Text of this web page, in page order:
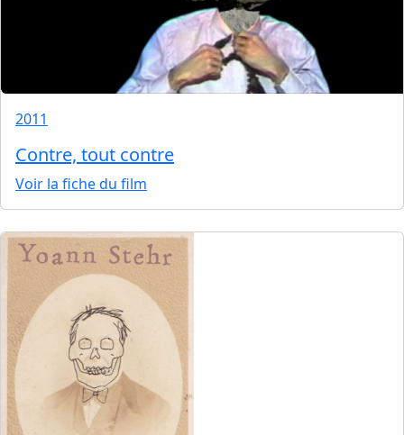
2011
Contre, tout contre
Voir la fiche du film